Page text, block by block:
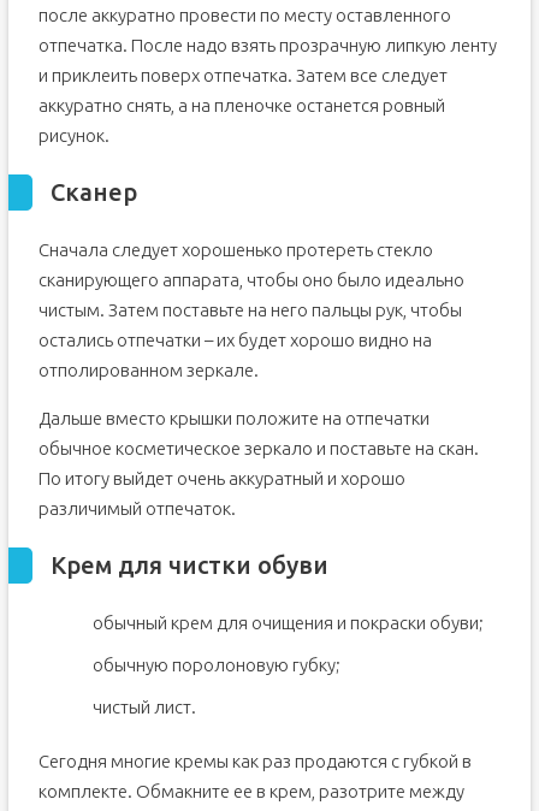
после аккуратно провести по месту оставленного
отпечатка. После надо взять прозрачную липкую ленту
и приклеить поверх отпечатка. Затем все следует
аккуратно снять, а на пленочке останется ровный
рисунок.
Сканер
Сначала следует хорошенько протереть стекло
сканирующего аппарата, чтобы оно было идеально
чистым. Затем поставьте на него пальцы рук, чтобы
остались отпечатки – их будет хорошо видно на
отполированном зеркале.
Дальше вместо крышки положите на отпечатки
обычное косметическое зеркало и поставьте на скан.
По итогу выйдет очень аккуратный и хорошо
различимый отпечаток.
Крем для чистки обуви
обычный крем для очищения и покраски обуви;
обычную поролоновую губку;
чистый лист.
Сегодня многие кремы как раз продаются с губкой в
комплекте. Обмакните ее в крем, разотрите между